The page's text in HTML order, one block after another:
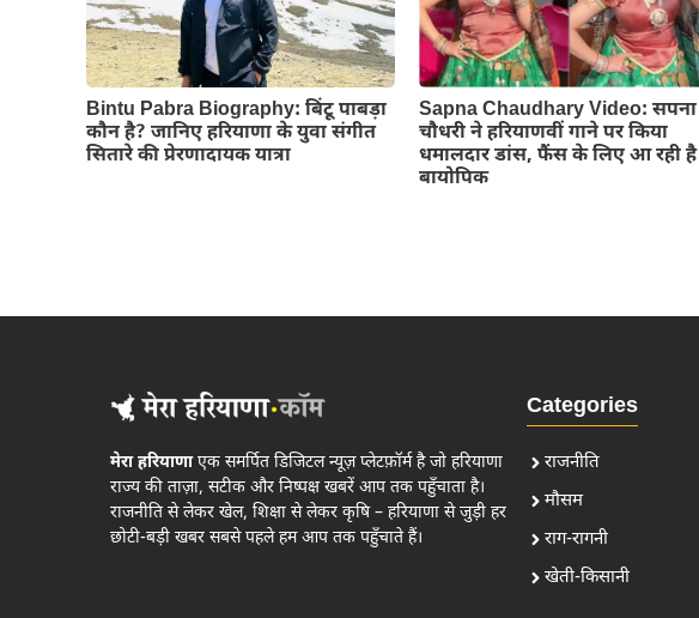
Bintu Pabra Biography: बिंटू पाबड़ा
कौन है? जानिए हरियाणा के युवा संगीत
सितारे की प्रेरणादायक यात्रा
Sapna Chaudhary Video: सपना
चौधरी ने हरियाणवीं गाने पर किया
धमालदार डांस, फैंस के लिए आ रही है
बायोपिक
मेरा हरियाणाएक समर्पित डिजिटल न्यूज़ प्लेटफ़ॉर्म है जो हरियाणा
राज्य की ताज़ा, सटीक और निष्पक्ष खबरें आप तक पहुँचाता है।
राजनीति से लेकर खेल, शिक्षा से लेकर कृषि – हरियाणा से जुड़ी हर
छोटी-बड़ी खबर सबसे पहले हम आप तक पहुँचाते हैं।
Categories
राजनीति
मौसम
राग-रागनी
खेती-किसानी